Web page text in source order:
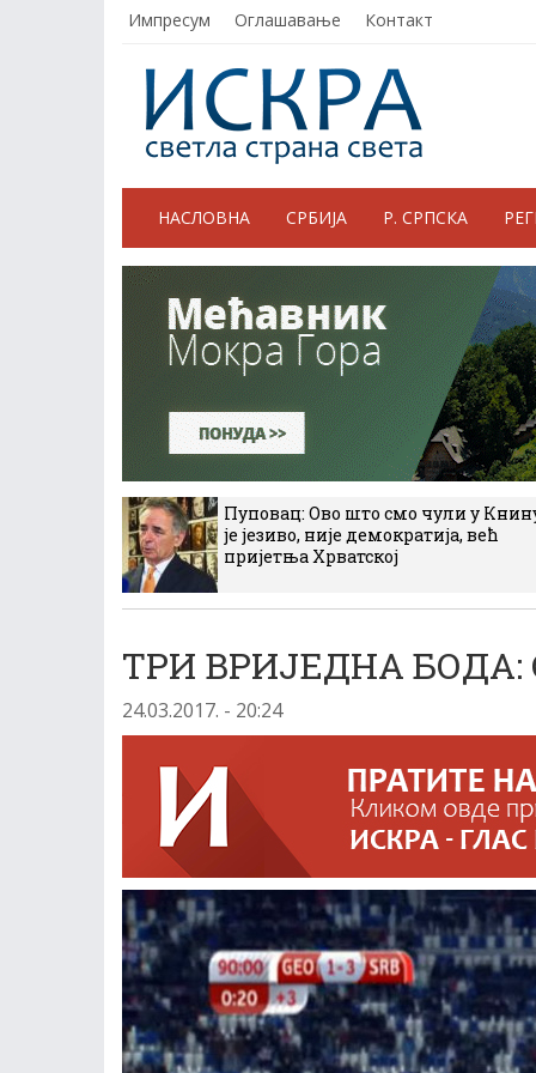
Импресум Оглашавање Контакт
НАСЛОВНА СРБИЈА Р. СРПСКА
Пуповац: Ово што смо чули у
је језиво, није демократија, већ
пријетња Хрватској
ТРИ ВРИЈЕДНА БОДА:
24.03.2017. - 20:24